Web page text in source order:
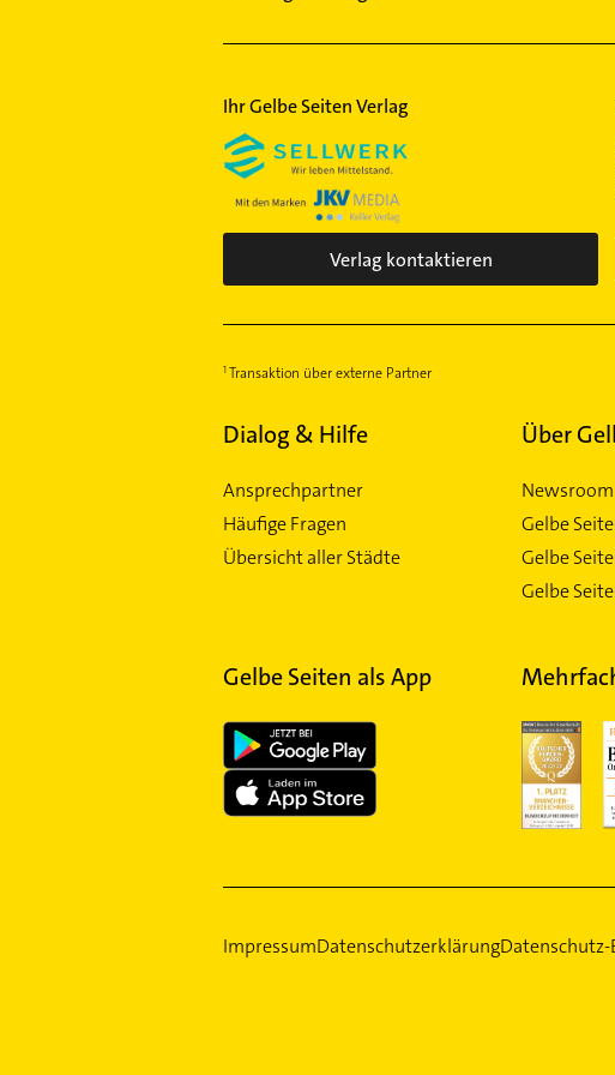
München-Flughafen
Maxvorstadt
Milbertshofen
Neuhausen
Nymphenburg
Obersendling
Perlach
Ramersdorf
Schwabing-West
Thalkirchen
Trudering
Untergiesing
Ihr Gelbe Seiten Verlag
Verlag kontaktieren
Transaktion über externe Partner
Dialog & Hilfe
Ansprechpartner
Häufige Fragen
Übersicht aller Städte
Über
Newsroom
Gelbe
Gelbe
Gelbe
Gelbe Seiten als App
ImpressumDatenschutzerklärung